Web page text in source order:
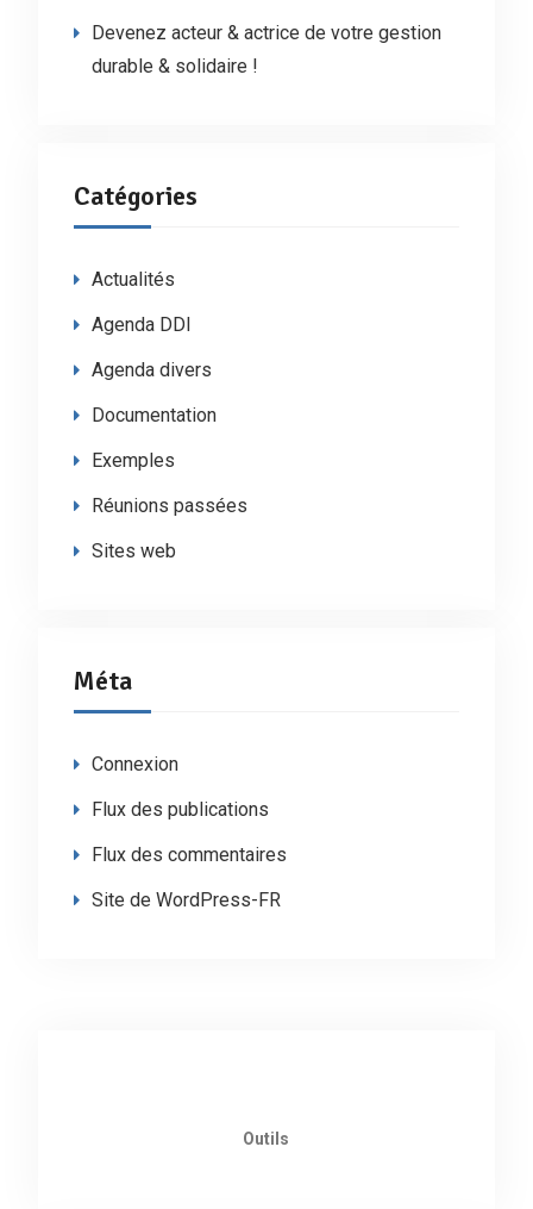
Devenez acteur & actrice de votre gestion
durable & solidaire !
Catégories
Actualités
Agenda DDI
Agenda divers
Documentation
Exemples
Réunions passées
Sites web
Méta
Connexion
Flux des publications
Flux des commentaires
Site de WordPress-FR
Outils